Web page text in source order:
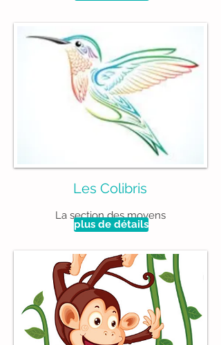
Les Colibris
La section des moyens
plus de détails